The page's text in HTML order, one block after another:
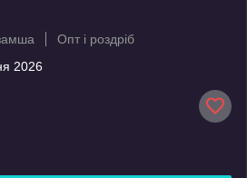
Опт і роздріб
2026